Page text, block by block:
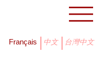
français 中文 台灣中文